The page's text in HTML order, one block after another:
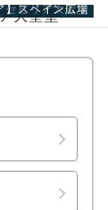
セビリア大聖堂
セビリア大聖堂
】スペイン広場
金 土